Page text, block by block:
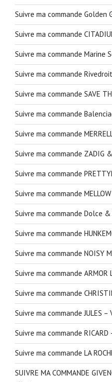
Suivre ma commande Golden
Suivre ma commande
Suivre ma commande Marine
Suivre ma commande
Suivre ma commande SAVE
Suivre ma commande
Suivre ma commande
Suivre ma commande ZADIG
Suivre ma commande
Suivre ma commande MELLOW
Suivre ma commande Dolce
Suivre ma commande
Suivre ma commande NOISY
Suivre ma commande ARMOR
Suivre ma commande
Suivre ma commande JULES –
Suivre ma commande
Suivre ma commande LA
SUIVRE MA COMMANDE